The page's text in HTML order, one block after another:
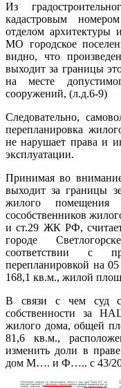
Из
кадастровым
отделом архитектуры
МО городское
видно, что
выходит за границы
на месте
сооружений, (л.д.6-9)
Следовательно,
перепланировка
не нарушает права и
эксплуатации.
Принимая во
выходит за границы
жилого помещения
сособственников
и ст.29 ЖК РФ,
городе
соответствии с
перепланировкой на
168,1 кв.м., жилой
В связи с чем суд
собственности за
жилого дома, общей
81,6 кв.м.,
изменить доли в
дом М…. и Ф….. с 43/